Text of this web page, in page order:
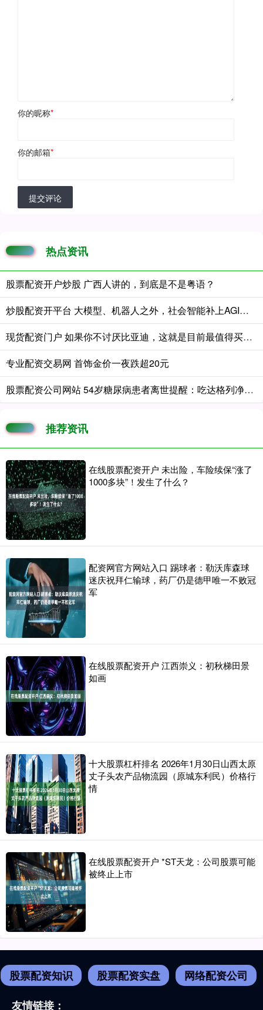
你的昵称*
你的邮箱*
提交评论
热点资讯
股票配资开户炒股 广西人讲的，到底是不是粤语？
炒股配资开平台 大模型、机器人之外，社会智能补上AGI第三极
现货配资门户 如果你不讨厌比亚迪，这就是目前最值得买的大6座!
专业配资交易网 首饰金价一夜跌超20元
股票配资公司网站 54岁糖尿病患者离世提醒：吃达格列净时，别触碰6个致命误区
推荐资讯
在线股票配资开户 未出险，车险续保“涨了
1000多块”！发生了什么？
配资网官方网站入口 踢球者：勒沃库森球
迷庆祝拜仁输球，药厂仍是德甲唯一不败冠
军
在线股票配资开户 江西崇义：初秋梯田景
如画
十大股票杠杆排名 2026年1月30日山西太原
丈子头农产品物流园（原城东利民）价格行
情
在线股票配资开户 *ST天龙：公司股票可能
被终止上市
股票配资知识 股票配资实盘
网络配资公司
友情链接：